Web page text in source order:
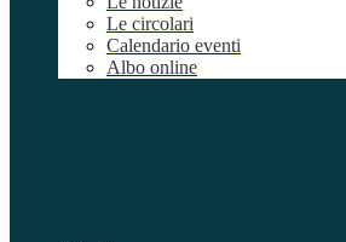
Le circolari
Calendario eventi
Albo online